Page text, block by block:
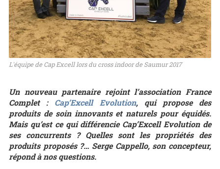
L'équipe de Cap Excell lors du cross indoor de Saumur 2017
Un nouveau partenaire rejoint l’association France
Complet : Cap’Excell Evolution, qui propose des
produits de soin innovants et naturels pour équidés.
Mais qu’est ce qui différencie Cap’Excell Evolution de
ses concurrents ? Quelles sont les propriétés des
produits proposés ?… Serge Cappello, son concepteur,
répond à nos questions.